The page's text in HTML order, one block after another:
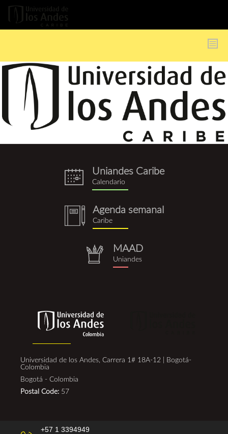
Pasar
eventos.png
Uniandes Caribe
Calendario
notebook
(1).png
Agenda semanal
Caribe
repositorio.png
MAAD
Uniandes
Universidad de los Andes, Carrera 1# 18A-12 | Bogotá-
Colombia
Bogotá - Colombia
Postal Code: 57
+57 1 3394949